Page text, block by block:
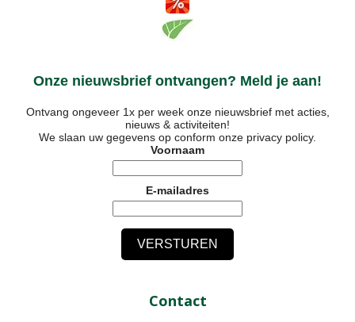
Onze nieuwsbrief ontvangen? Meld je aan!
Ontvang ongeveer 1x per week onze nieuwsbrief met acties,
nieuws & activiteiten!
We slaan uw gegevens op conform onze privacy policy.
Voornaam
E-mailadres
Contact